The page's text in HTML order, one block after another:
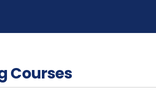
Courses